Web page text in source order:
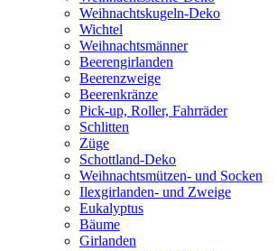
Weihnachtskugeln-Deko
Wichtel
Weihnachtsmänner
Beerengirlanden
Beerenzweige
Beerenkränze
Pick-up, Roller, Fahrräder
Schlitten
Züge
Schottland-Deko
Weihnachtsmützen- und Socken
Ilexgirlanden- und Zweige
Eukalyptus
Bäume
Girlanden